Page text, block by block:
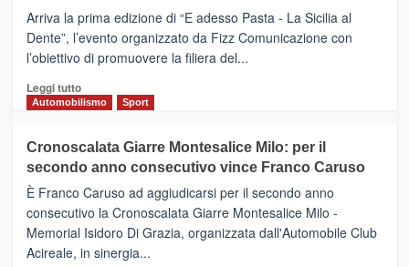
(Ct)
–
Il
Borgo
Gusto,
il
tra
sapori
vicoli
medievali
Arriva la prima edizione di “E adesso Pasta - La Sicilia al
Dente”, l’evento organizzato da Fizz Comunicazione con
l’obiettivo di promuovere la filiera del...
Leggi tuttoLeggi
di
Mondello
(Palermo)
–
“E
adesso
Pasta
–
Automobilismo Sport
Cronoscalata Giarre Montesalice Milo: per il
secondo anno consecutivo vince Franco Caruso
È Franco Caruso ad aggiudicarsi per il secondo anno
consecutivo la Cronoscalata Giarre Montesalice Milo -
Memorial Isidoro Di Grazia, organizzata dall'Automobile Club
Acireale, in sinergia...